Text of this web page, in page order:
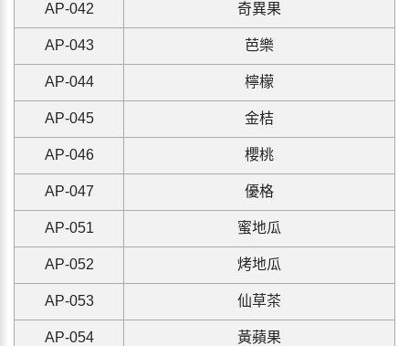
AP-042 奇異果
AP-043 芭樂
AP-044 檸檬
AP-045 金桔
AP-046 櫻桃
AP-047 優格
AP-051 蜜地瓜
AP-052 烤地瓜
AP-053 仙草茶
AP-054 黃蘋果